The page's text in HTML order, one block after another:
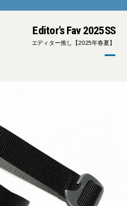
Editor's Fav 2025SS
エディター推し【2025年春夏】